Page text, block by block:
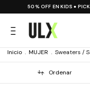
50% OFF EN KIDS ●
Inicio . MUJER . Sweaters /
Ordenar